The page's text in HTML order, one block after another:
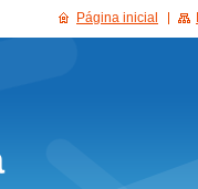
Página inicial